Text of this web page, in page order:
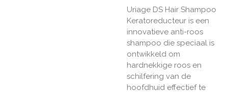
Uriage DS Hair Shampoo
Keratoreducteur is een
innovatieve anti-roos
shampoo die speciaal is
ontwikkeld om
hardnekkige roos en
schilfering van de
hoofdhuid effectief te